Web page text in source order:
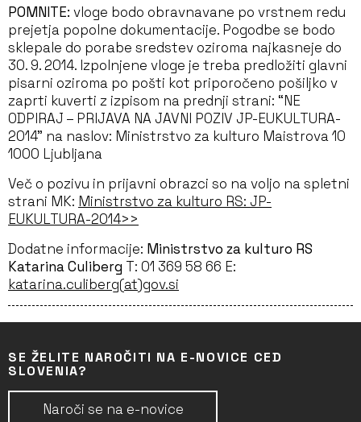
POMNITE: vloge bodo obravnavane po vrstnem redu
prejetja popolne dokumentacije. Pogodbe se bodo
sklepale do porabe sredstev oziroma najkasneje do
30. 9. 2014. Izpolnjene vloge je treba predložiti glavni
pisarni oziroma po pošti kot priporočeno pošiljko v
zaprti kuverti z izpisom na prednji strani: “NE
ODPIRAJ – PRIJAVA NA JAVNI POZIV JP-EUKULTURA-
2014” na naslov: Ministrstvo za kulturo Maistrova 10
1000 Ljubljana
Več o pozivu in prijavni obrazci so na voljo na spletni
strani MK: Ministrstvo za kulturo RS: JP-
EUKULTURA-2014>>
Dodatne informacije: Ministrstvo za kulturo RS
Katarina Culiberg T: 01 369 58 66 E:
katarina.culiberg(at)gov.si
SE ŽELITE NAROČITI NA E-NOVICE CED
SLOVENIA?
Naroči se na e-novice